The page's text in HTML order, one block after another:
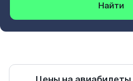
Найти